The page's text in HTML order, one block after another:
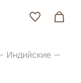
Индийские